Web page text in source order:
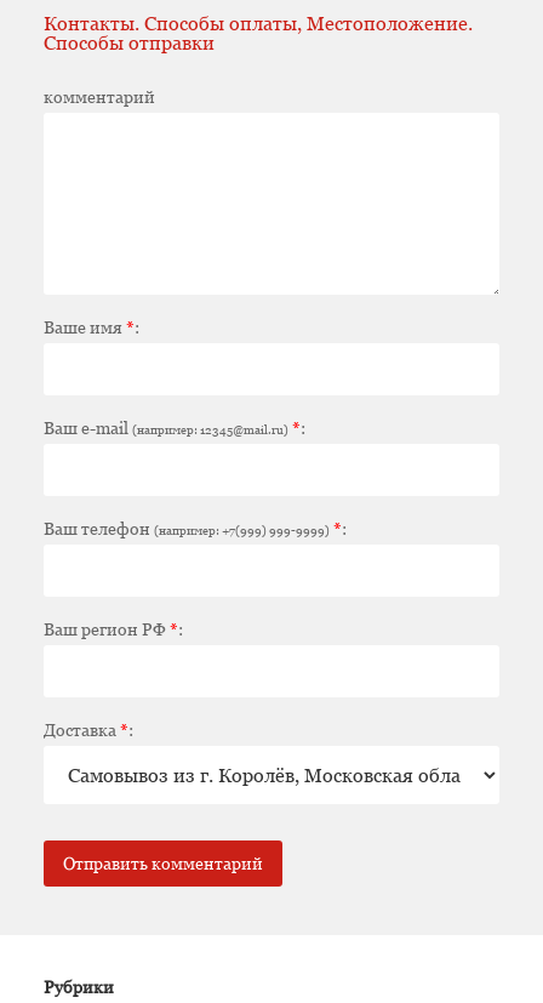
Контакты. Способы оплаты, Местоположение.
Способы отправки
комментарий
Ваше имя*:
Ваш e-mail (например: 12345@mail.ru) *:
Ваш телефон (например: +7(999) 999-9999) *:
Ваш регион РФ*:
Доставка *:
Рубрики